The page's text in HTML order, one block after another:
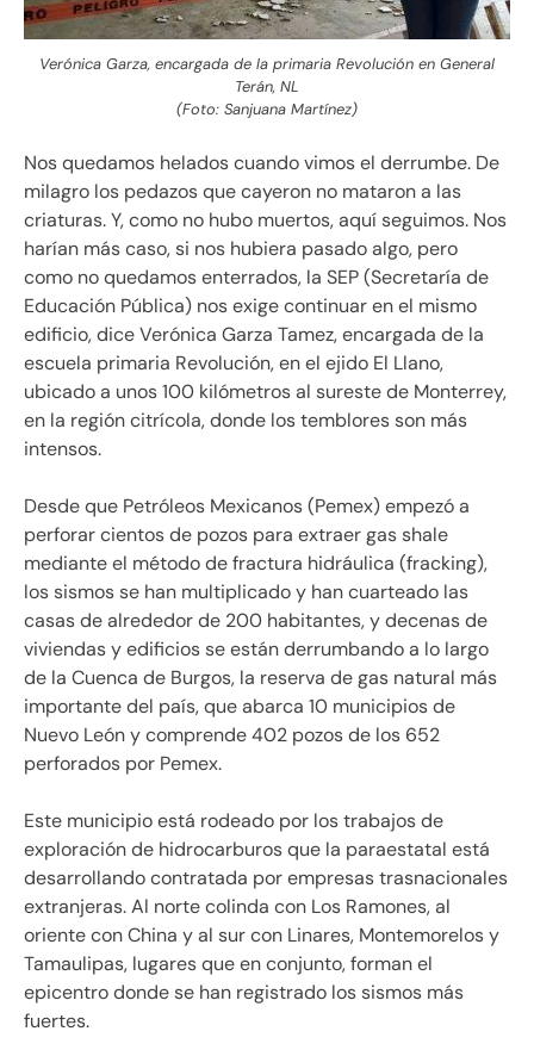
Verónica Garza, encargada de la primaria Revolución en General
Terán, NL
(Foto: Sanjuana Martínez)
Nos quedamos helados cuando vimos el derrumbe. De
milagro los pedazos que cayeron no mataron a las
criaturas. Y, como no hubo muertos, aquí seguimos. Nos
harían más caso, si nos hubiera pasado algo, pero
como no quedamos enterrados, la SEP (Secretaría de
Educación Pública) nos exige continuar en el mismo
edificio, dice Verónica Garza Tamez, encargada de la
escuela primaria Revolución, en el ejido El Llano,
ubicado a unos 100 kilómetros al sureste de Monterrey,
en la región citrícola, donde los temblores son más
intensos.
Desde que Petróleos Mexicanos (Pemex) empezó a
perforar cientos de pozos para extraer gas shale
mediante el método de fractura hidráulica (fracking),
los sismos se han multiplicado y han cuarteado las
casas de alrededor de 200 habitantes, y decenas de
viviendas y edificios se están derrumbando a lo largo
de la Cuenca de Burgos, la reserva de gas natural más
importante del país, que abarca 10 municipios de
Nuevo León y comprende 402 pozos de los 652
perforados por Pemex.
Este municipio está rodeado por los trabajos de
exploración de hidrocarburos que la paraestatal está
desarrollando contratada por empresas trasnacionales
extranjeras. Al norte colinda con Los Ramones, al
oriente con China y al sur con Linares, Montemorelos y
Tamaulipas, lugares que en conjunto, forman el
epicentro donde se han registrado los sismos más
fuertes.